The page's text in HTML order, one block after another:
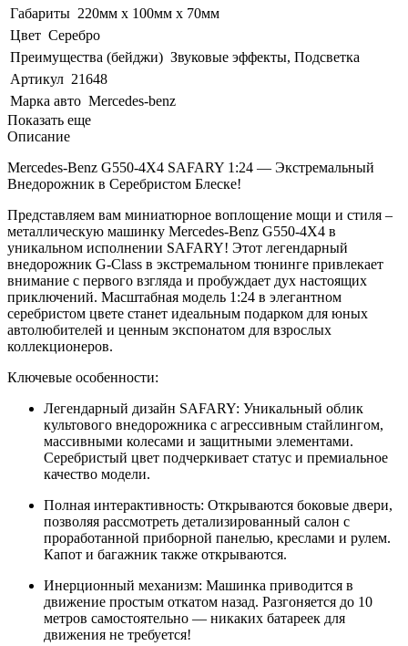
Габариты 220мм х 100мм х 70мм
Цвет Серебро
Преимущества (бейджи) Звуковые эффекты, Подсветка
Артикул 21648
Марка авто Mercedes-benz
Показать еще
Описание
Mercedes-Benz G550-4X4 SAFARY 1:24 — Экстремальный
Внедорожник в Серебристом Блеске!
Представляем вам миниатюрное воплощение мощи и стиля –
металлическую машинку Mercedes-Benz G550-4X4 в
уникальном исполнении SAFARY! Этот легендарный
внедорожник G-Class в экстремальном тюнинге привлекает
внимание с первого взгляда и пробуждает дух настоящих
приключений. Масштабная модель 1:24 в элегантном
серебристом цвете станет идеальным подарком для юных
автолюбителей и ценным экспонатом для взрослых
коллекционеров.
Ключевые особенности:
Легендарный дизайн SAFARY: Уникальный облик
культового внедорожника с агрессивным стайлингом,
массивными колесами и защитными элементами.
Серебристый цвет подчеркивает статус и премиальное
качество модели.
Полная интерактивность: Открываются боковые двери,
позволяя рассмотреть детализированный салон с
проработанной приборной панелью, креслами и рулем.
Капот и багажник также открываются.
Инерционный механизм: Машинка приводится в
движение простым откатом назад. Разгоняется до 10
метров самостоятельно — никаких батареек для
движения не требуется!